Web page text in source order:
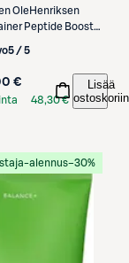
OleHenriksen
Peptide Boost
50 ml
5 / 5
€
48,30 €
Lisää
ostoskoriin
alennus−30%